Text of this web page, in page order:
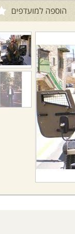
הוספה למועדפים